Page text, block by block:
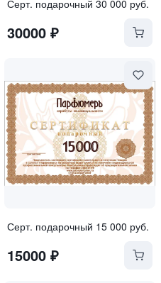
Серт. подарочный 30 000 руб.
30000 ₽
Серт. подарочный 15 000 руб.
15000 ₽